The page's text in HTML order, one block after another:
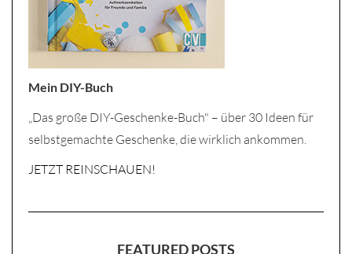
Mein DIY-Buch
„Das große DIY-Geschenke-Buch" – über 30 Ideen für
selbstgemachte Geschenke, die wirklich ankommen.
JETZT REINSCHAUEN!
FEATURED POSTS